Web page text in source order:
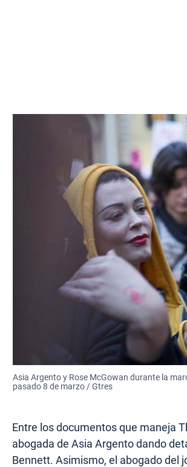
Asia Argento y Rose McGowan durante la
pasado 8 de marzo / Gtres
Entre los documentos que maneja
abogada de Asia Argento dando
Bennett. Asimismo, el abogado del